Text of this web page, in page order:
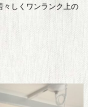
々しくワンランク上の